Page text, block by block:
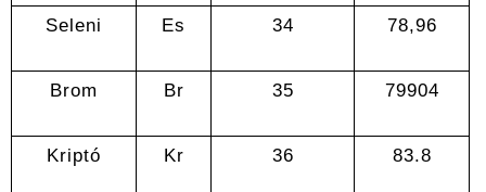
Seleni Es 34 78,96
Brom Br 35 79904
Kriptó Kr 36 83.8